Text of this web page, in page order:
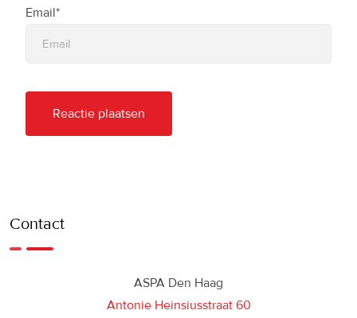
Email*
Contact
ASPA Den Haag
Antonie Heinsiusstraat 60